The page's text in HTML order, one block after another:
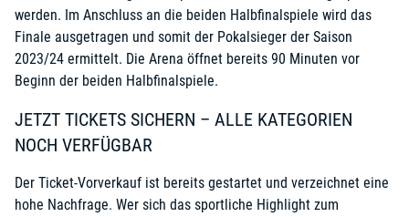
werden. Im Anschluss an die beiden Halbfinalspiele wird das
Finale ausgetragen und somit der Pokalsieger der Saison
2023/24 ermittelt. Die Arena öffnet bereits 90 Minuten vor
Beginn der beiden Halbfinalspiele.
JETZT TICKETS SICHERN – ALLE KATEGORIEN
NOCH VERFÜGBAR
Der Ticket-Vorverkauf ist bereits gestartet und verzeichnet eine
hohe Nachfrage. Wer sich das sportliche Highlight zum